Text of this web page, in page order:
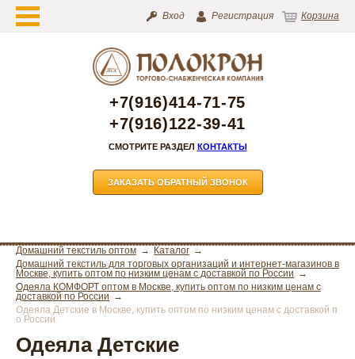
Вход Регистрация Корзина
+7(916)414-71-75
+7(916)122-39-41
СМОТРИТЕ РАЗДЕЛ КОНТАКТЫ
ЗАКАЗАТЬ ОБРАТНЫЙ ЗВОНОК
Домашний текстиль оптом
Каталог
Домашний текстиль для торговых организаций и интернет-магазинов в
Москве, купить оптом по низким ценам с доставкой по России
Одеяла КОМФОРТ оптом в Москве, купить оптом по низким ценам с
доставкой по России
Одеяла Детские в Москве, купить оптом по низким ценам с доставкой п
о России
Одеяла Детские